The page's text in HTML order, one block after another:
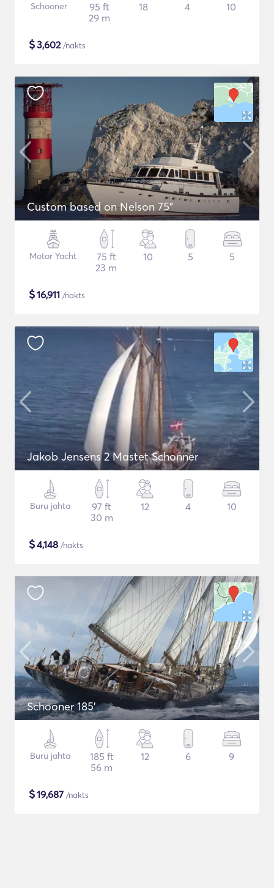
Schooner
95 ft
29 m
18 4 10
$3,602/nakts
Custom based on Nelson 75"
Motor Yacht
75 ft
23 m
10 5 5
$16,911 /nakts
Jakob Jensens 2 Mastet Schonner
Buru jahta
97 ft
30 m
12 4 10
$4,148 /nakts
Schooner 185'
Buru jahta
185 ft
56 m
12 6 9
$19,687 /nakts